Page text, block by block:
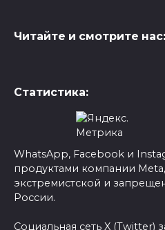
Читайте и смотрите нас:
Статистика:
WhatsApp, Facebook и
продуктами компании
экстремистской и
России.
Социальная сеть X (Twitter)